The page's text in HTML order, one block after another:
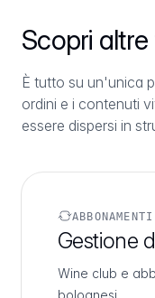
Scopri
È tutto su un'unica
ordini e i contenuti
essere dispersi in
ABBONAMENTI
Gestione
Wine club e
bolognesi.